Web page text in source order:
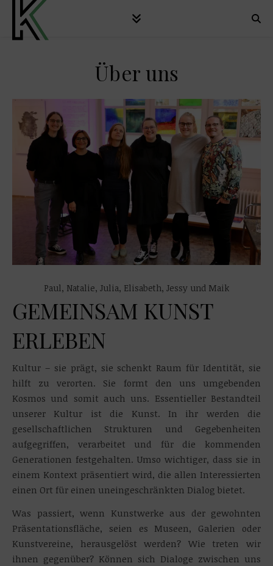
Über uns
Paul, Natalie, Julia, Elisabeth, Jessy und Maik
GEMEINSAM KUNST
ERLEBEN
Kultur – sie prägt, sie schenkt Raum für Identität, sie
hilft zu verorten. Sie formt den uns umgebenden
Kosmos und somit auch uns. Essentieller Bestandteil
unserer Kultur ist die Kunst. In ihr werden die
gesellschaftlichen Strukturen und Gegebenheiten
aufgegriffen, verarbeitet und für die kommenden
Generationen festgehalten. Umso wichtiger, dass sie in
einem Kontext präsentiert wird, die allen Interessierten
einen Ort für einen uneingeschränkten Dialog bietet.
Was passiert, wenn Kunstwerke aus der gewohnten
Präsentationsfläche, seien es Museen, Galerien oder
Kunstvereine, herausgelöst werden? Wie treten wir
ihnen gegenüber? Können sich Dialoge zwischen uns